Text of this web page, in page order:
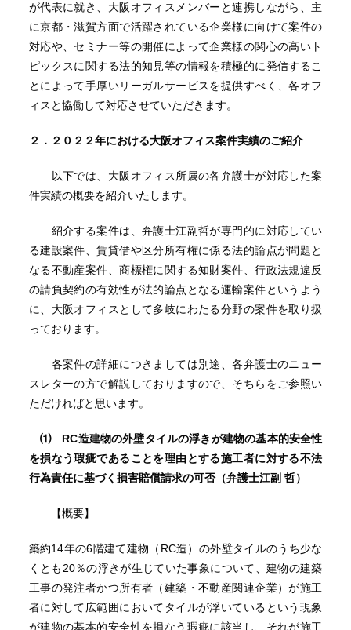
が代表に就き、大阪オフィスメンバーと連携しながら、主
に京都・滋賀方面で活躍されている企業様に向けて案件の
対応や、セミナー等の開催によって企業様の関心の高いト
ピックスに関する法的知見等の情報を積極的に発信するこ
とによって手厚いリーガルサービスを提供すべく、各オフ
ィスと協働して対応させていただきます。
２．２０２２年における大阪オフィス案件実績のご紹介
以下では、大阪オフィス所属の各弁護士が対応した案
件実績の概要を紹介いたします。
紹介する案件は、弁護士江副哲が専門的に対応してい
る建設案件、賃貸借や区分所有権に係る法的論点が問題と
なる不動産案件、商標権に関する知財案件、行政法規違反
の請負契約の有効性が法的論点となる運輸案件というよう
に、大阪オフィスとして多岐にわたる分野の案件を取り扱
っております。
各案件の詳細につきましては別途、各弁護士のニュー
スレターの方で解説しておりますので、そちらをご参照い
ただければと思います。
⑴ RC造建物の外壁タイルの浮きが建物の基本的安全性
を損なう瑕疵であることを理由とする施工者に対する不法
行為責任に基づく損害賠償請求の可否（弁護士江副 哲）
【概要】
築約14年の6階建て建物（RC造）の外壁タイルのうち少な
くとも20％の浮きが生じていた事象について、建物の建築
工事の発注者かつ所有者（建築・不動産関連企業）が施工
者に対して広範囲においてタイルが浮いているという現象
が建物の基本的安全性を損なう瑕疵に該当し、それが施工